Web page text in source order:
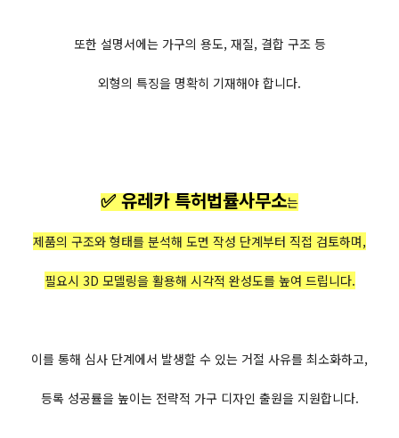
또한 설명서에는 가구의 용도, 재질, 결합 구조 등
외형의 특징을 명확히 기재해야 합니다.
✅ 유레카 특허법률사무소는
제품의 구조와 형태를 분석해 도면 작성 단계부터 직접 검토하며,
필요시 3D 모델링을 활용해 시각적 완성도를 높여 드립니다.
이를 통해 심사 단계에서 발생할 수 있는 거절 사유를 최소화하고,
등록 성공률을 높이는 전략적 가구 디자인 출원을 지원합니다.